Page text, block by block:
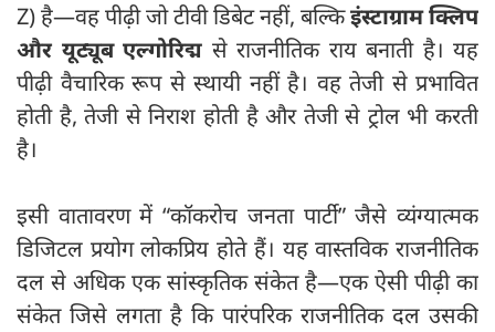
Z) है—वह पीढ़ी जो टीवी डिबेट नहीं, बल्किइंस्टाग्राम क्लिप
और यूट्यूब एल्गोरिद्म से राजनीतिक राय बनाती है। यह
पीढ़ी वैचारिक रूप से स्थायी नहीं है। वह तेजी से प्रभावित
होती है, तेजी से निराश होती है और तेजी से ट्रोल भी करती
है।
इसी वातावरण में “कॉकरोच जनता पार्टी” जैसे व्यंग्यात्मक
डिजिटल प्रयोग लोकप्रिय होते हैं। यह वास्तविक राजनीतिक
दल से अधिक एक सांस्कृतिक संकेत है—एक ऐसी पीढ़ी का
संकेत जिसे लगता है कि पारंपरिक राजनीतिक दल उसकी